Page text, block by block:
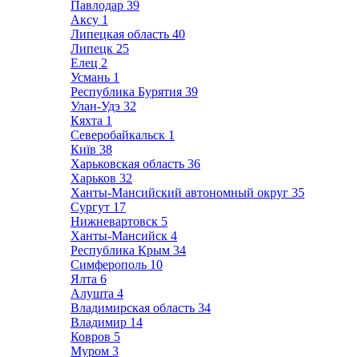
Павлодар 39
Аксу 1
Липецкая область 40
Липецк 25
Елец 2
Усмань 1
Республика Бурятия 39
Улан-Удэ 32
Кяхта 1
Северобайкальск 1
Київ 38
Харьковская область 36
Харьков 32
Ханты-Мансийский автономный округ 35
Сургут 17
Нижневартовск 5
Ханты-Мансийск 4
Республика Крым 34
Симферополь 10
Ялта 6
Алушта 4
Владимирская область 34
Владимир 14
Ковров 5
Муром 3